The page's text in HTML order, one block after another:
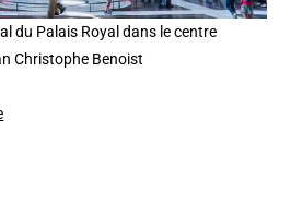
du Palais Royal dans le centre
Christophe Benoist